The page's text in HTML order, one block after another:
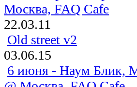
Москва, FAQ Cafe
22.03.11
Old street v2
03.06.15
6 июня - Наум Блик,